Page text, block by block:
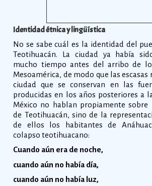
Identidad étnica y lingüística
No se sabe cuál es la identidad del
Teotihuacán. La ciudad ya había
mucho tiempo antes del arribo de
Mesoamérica, de modo que las escasas
ciudad que se conservan en las
producidas en los años posteriores a
México no hablan propiamente sobre
de Teotihuacán, sino de la
de ellos los habitantes de Anáhuac
colapso teotihuacano:
Cuando aún era de noche,
cuando aún no había día,
cuando aún no había luz,